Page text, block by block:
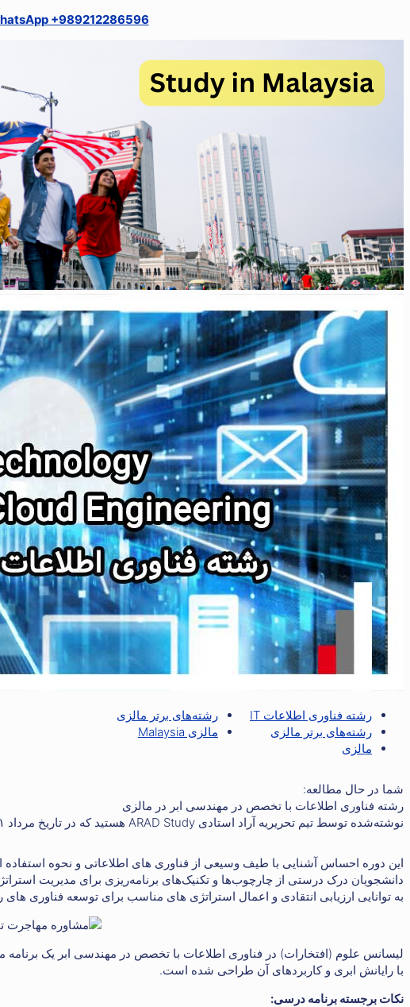
+989212286596
رشته فناوری اطلاعات IT
رشته‌های برتر مالزی
مالزی
رشته‌های برتر مالزی
مالزی Malaysia
شما در حال مطالعه:
رشته فناوری اطلاعات با تخصص در مهندسی ابر در مالزی
نوشته‌شده توسط تیم تحریریه آراد استادی ARAD Study هستید که در تاریخ مرداد ۱, ۱۴۰۳ منتشر شده‌است
این دوره احساس آشنایی با طیف وسیعی از فناوری های اطلاعاتی و نحوه
دانشجویان درک درستی از چارچوب‌ها و تکنیک‌های برنامه‌ریزی برای مدیریت
به توانایی ارزیابی انتقادی و اعمال استراتژی های مناسب برای توسعه فناوری
لیسانس علوم (افتخارات) در فناوری اطلاعات با تخصص در مهندسی ابر یک
با رایانش ابری و کاربردهای آن طراحی شده است.
نکات برجسته برنامه درسی: